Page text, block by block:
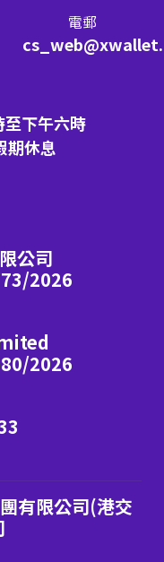
電郵
至下午六時
期休息
公司
2026
2026
有限公司(港交